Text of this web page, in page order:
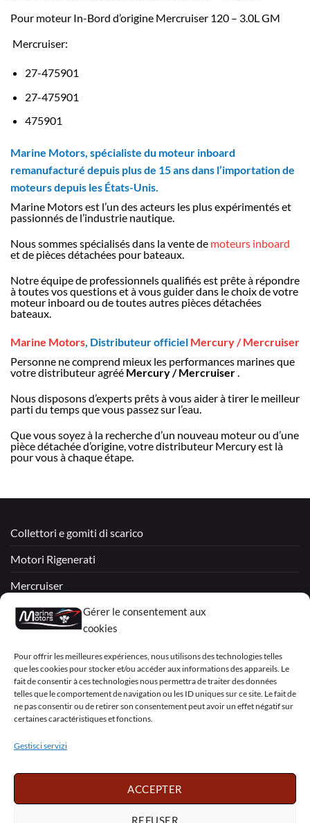
Gérer le consentement aux
cookies
Pour offrir les meilleures expériences, nous utilisons des technologies telles
que les cookies pour stocker et/ou accéder aux informations des appareils. Le
fait de consentir à ces technologies nous permettra de traiter des données
telles que le comportement de navigation ou les ID uniques sur ce site. Le fait de
ne pas consentir ou de retirer son consentement peut avoir un effet négatif sur
certaines caractéristiques et fonctions.
Gestisci servizi
ACCEPTER
REFUSER
Pour moteur In-Bord d’origine Mercruiser 120 – 3.0L GM
Mercruiser:
27-475901
27-475901
475901
Marine Motors, spécialiste du moteur inboard
remanufacturé depuis plus de 15 ans dans l’importation de
moteurs depuis les États-Unis.
Marine Motors est l’un des acteurs les plus expérimentés et
passionnés de l’industrie nautique.
Nous sommes spécialisés dans la vente de moteurs inboard
et de pièces détachées pour bateaux.
Notre équipe de professionnels qualifiés est prête à répondre
à toutes vos questions et à vous guider dans le choix de votre
moteur inboard ou de toutes autres pièces détachées
bateaux.
Marine Motors, Distributeur officiel Mercury / Mercruiser
Personne ne comprend mieux les performances marines que
votre distributeur agréé Mercury / Mercruiser.
Nous disposons d’experts prêts à vous aider à tirer le meilleur
parti du temps que vous passez sur l’eau.
Que vous soyez à la recherche d’un nouveau moteur ou d’une
pièce détachée d’origine, votre distributeur Mercury est là
pour vous à chaque étape.
Collettori e gomiti di scarico
Motori Rigenerati
Mercruiser
VOLVO PENTA / OMC
My Account
Visa PayPal
English Deutsch